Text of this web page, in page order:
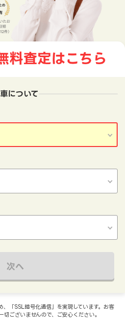
について
次へ
、「SSL暗号化通信」を実現しています。お客
ございませんので、ご安心ください。